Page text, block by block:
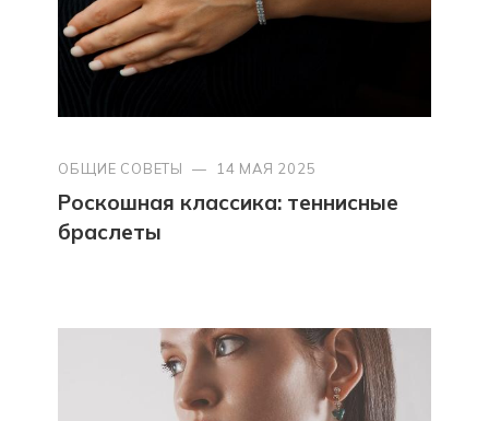
ОБЩИЕ СОВЕТЫ — 14 МАЯ 2025
Роскошная классика: теннисные
браслеты